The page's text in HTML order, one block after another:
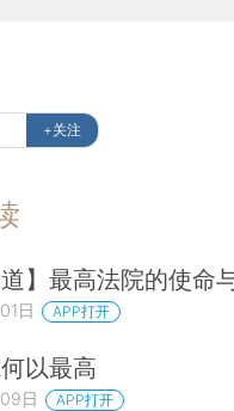
+关注
道】最高法院的使命
日 APP打开
以最高
日 APP打开